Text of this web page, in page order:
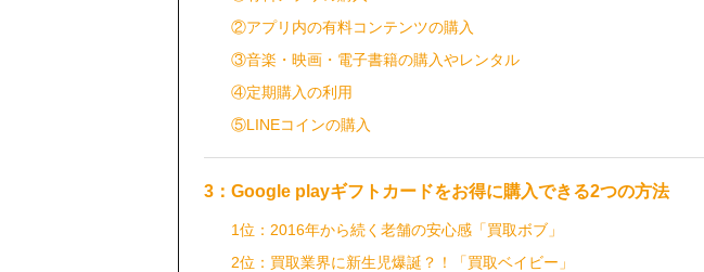
②アプリ内の有料コンテンツの購入
③音楽・映画・電子書籍の購入やレンタル
④定期購入の利用
⑤LINEコインの購入
3：Google playギフトカードをお得に購入できる2つの方法
1位：2016年から続く老舗の安心感「買取ボブ」
2位：買取業界に新生児爆誕？！「買取ベイビー」